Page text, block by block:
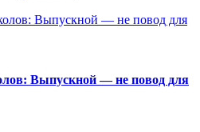
Выпускной — не повод для